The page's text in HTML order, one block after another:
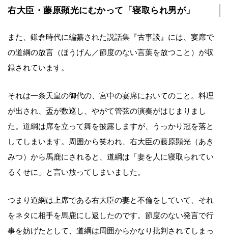
右大臣・藤原顕光にむかって「寝取られ男が」
また、鎌倉時代に編纂された説話集『古事談』には、宴席で
の道綱の放言（ほうげん／節度のない言葉を放つこと）が収
録されています。
それは一条天皇の御代の、宮中の宴席においてのこと。料理
が出され、盃が数巡し、やがて管弦の演奏がはじまりまし
た。道綱は席を立って舞を披露しますが、うっかり冠を落と
してしまいます。周囲から笑われ、右大臣の藤原顕光（あき
みつ）から馬鹿にされると、道綱は「妻を人に寝取られてい
るくせに」と言い放ってしまいました。
つまり道綱は上席である右大臣の妻と不倫をしていて、それ
をネタに相手を馬鹿にし返したのです。節度のない発言で行
事を妨げたとして、道綱は周囲からかなり批判されてしまっ